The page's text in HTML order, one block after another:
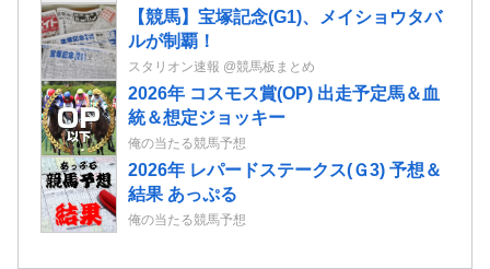
【競馬】宝塚記念(G1)、メイショウタバ
ルが制覇！
スタリオン速報 @競馬板まとめ
2026年 コスモス賞(OP) 出走予定馬＆血
統＆想定ジョッキー
俺の当たる競馬予想
2026年 レパードステークス(Ｇ3) 予想＆
結果 あっぷる
俺の当たる競馬予想